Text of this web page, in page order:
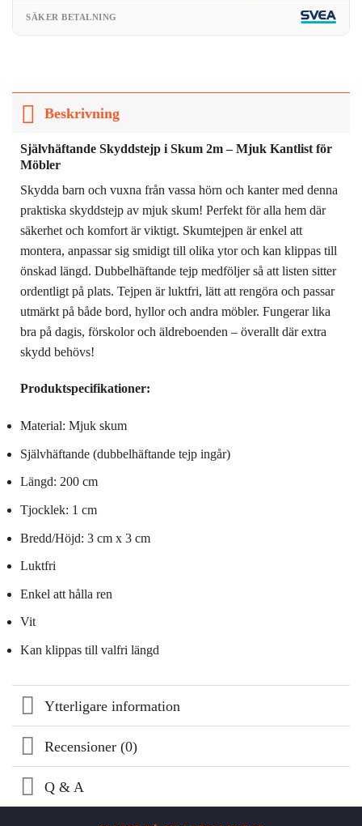
SÄKER BETALNING
Beskrivning
Självhäftande Skyddstejp i Skum 2m – Mjuk Kantlist för
Möbler
Skydda barn och vuxna från vassa hörn och kanter med denna
praktiska skyddstejp av mjuk skum! Perfekt för alla hem där
säkerhet och komfort är viktigt. Skumtejpen är enkel att
montera, anpassar sig smidigt till olika ytor och kan klippas till
önskad längd. Dubbelhäftande tejp medföljer så att listen sitter
ordentligt på plats. Tejpen är luktfri, lätt att rengöra och passar
utmärkt på både bord, hyllor och andra möbler. Fungerar lika
bra på dagis, förskolor och äldreboenden – överallt där extra
skydd behövs!
Produktspecifikationer:
Material: Mjuk skum
Självhäftande (dubbelhäftande tejp ingår)
Längd: 200 cm
Tjocklek: 1 cm
Bredd/Höjd: 3 cm x 3 cm
Luktfri
Enkel att hålla ren
Vit
Kan klippas till valfri längd
Ytterligare information
Recensioner (0)
Q & A